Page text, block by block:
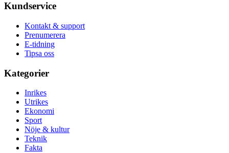
Kundservice
Kontakt & support
Prenumerera
E-tidning
Tipsa oss
Kategorier
Inrikes
Utrikes
Ekonomi
Sport
Nöje & kultur
Teknik
Fakta